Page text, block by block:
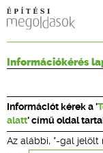
Információkérés
Információt kérek a '
alatt' című oldal
Az alábbi, *-gal jelölt